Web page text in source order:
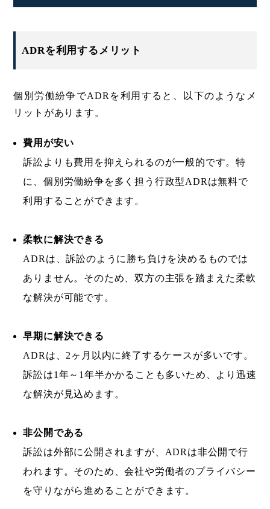
ADRを利用するメリット
個別労働紛争でADRを利用すると、以下のようなメ
リットがあります。
費用が安い
訴訟よりも費用を抑えられるのが一般的です。特
に、個別労働紛争を多く担う行政型ADRは無料で
利用することができます。
柔軟に解決できる
ADRは、訴訟のように勝ち負けを決めるものでは
ありません。そのため、双方の主張を踏まえた柔軟
な解決が可能です。
早期に解決できる
ADRは、2ヶ月以内に終了するケースが多いです。
訴訟は1年～1年半かかることも多いため、より迅速
な解決が見込めます。
非公開である
訴訟は外部に公開されますが、ADRは非公開で行
われます。そのため、会社や労働者のプライバシー
を守りながら進めることができます。